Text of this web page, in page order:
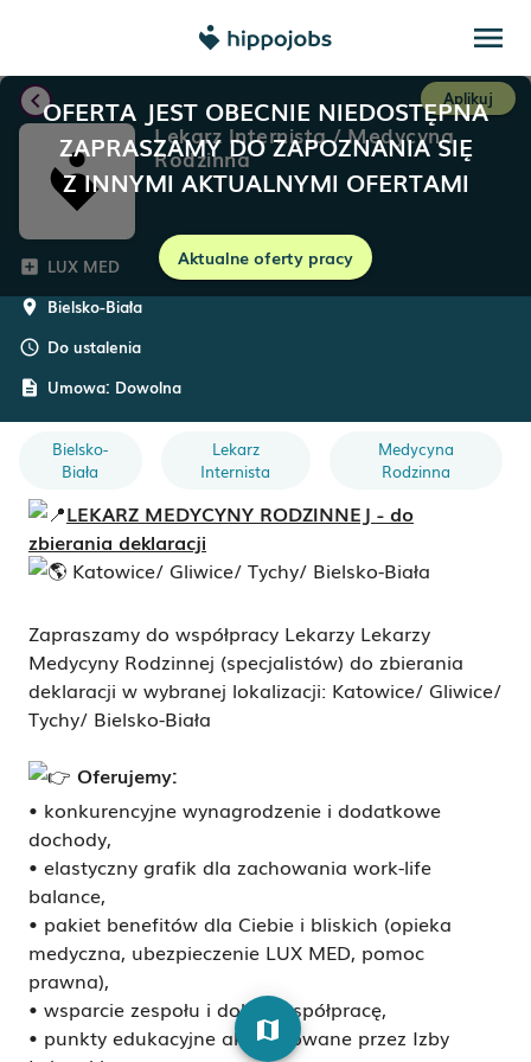
menu
OFERTA JEST OBECNIE NIEDOSTĘPNA
ZAPRASZAMY DO ZAPOZNANIA SIĘ
Z INNYMI AKTUALNYMI OFERTAMI
Aktualne oferty pracy
chevron_left Aplikuj
Lekarz Internista / Medycyna
Rodzinna
add_box LUX MED
room Bielsko-Biała
schedule Do ustalenia
description Umowa: Dowolna
Bielsko-
Biała
Lekarz
Internista
Medycyna
Rodzinna
LEKARZ MEDYCYNY RODZINNEJ - do
zbierania deklaracji
Katowice/ Gliwice/ Tychy/ Bielsko-Biała
Zapraszamy do współpracy Lekarzy Lekarzy
Medycyny Rodzinnej (specjalistów) do zbierania
deklaracji w wybranej lokalizacji: Katowice/ Gliwice/
Tychy/ Bielsko-Biała
Oferujemy:
• konkurencyjne wynagrodzenie i dodatkowe
dochody,
• elastyczny grafik dla zachowania work-life
balance,
• pakiet benefitów dla Ciebie i bliskich (opieka
medyczna, ubezpieczenie LUX MED, pomoc
prawna),
• wsparcie zespołu i dobrą współpracę,
• punkty edukacyjne akredytowane przez Izby
map